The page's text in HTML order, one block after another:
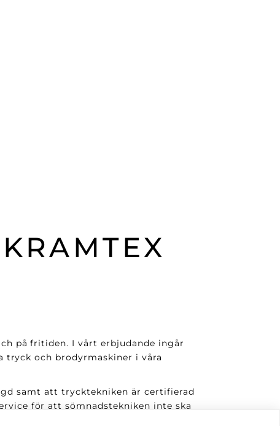
på fritiden. I vårt erbjudande ingår
tryck och brodyrmaskiner i våra
samt att trycktekniken är certifierad
för att sömnadstekniken inte ska